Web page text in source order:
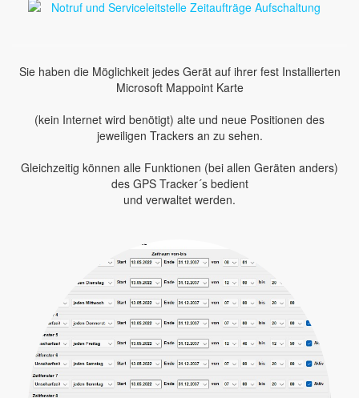
Sie haben die Möglichkeit jedes Gerät auf ihrer fest Installierten
Microsoft Mappoint Karte
(kein Internet wird benötigt) alte und neue Positionen des
jeweiligen Trackers an zu sehen.
Gleichzeitig können alle Funktionen (bei allen Geräten anders)
des GPS Tracker´s bedient
und verwaltet werden.